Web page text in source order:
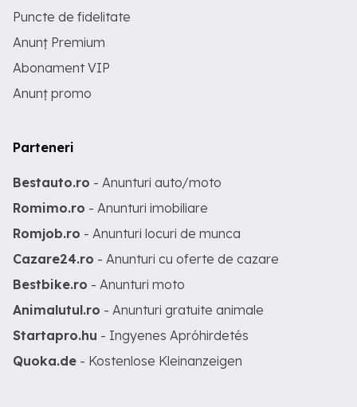
Puncte de fidelitate
Anunț Premium
Abonament VIP
Anunț promo
Parteneri
Bestauto.ro - Anunturi auto/moto
Romimo.ro - Anunturi imobiliare
Romjob.ro - Anunturi locuri de munca
Cazare24.ro - Anunturi cu oferte de cazare
Bestbike.ro - Anunturi moto
Animalutul.ro - Anunturi gratuite animale
Startapro.hu - Ingyenes Apróhirdetés
Quoka.de - Kostenlose Kleinanzeigen